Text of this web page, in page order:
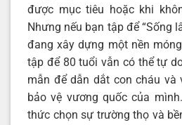
được mục tiêu hoặc khi
Nhưng nếu bạn tập để “Sống
đang xây dựng một nền
tập để 80 tuổi vẫn có thể tự
mẫn để dẫn dắt con cháu
bảo vệ vương quốc của
thức chọn sự trường thọ và